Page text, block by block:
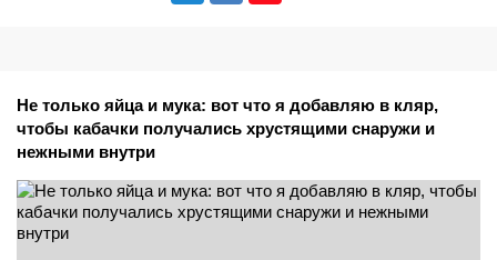
Не только яйца и мука: вот что я добавляю в кляр,
чтобы кабачки получались хрустящими снаружи и
нежными внутри